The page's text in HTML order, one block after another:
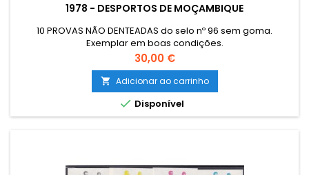
1978 - DESPORTOS DE MOÇAMBIQUE
10 PROVAS NÃO DENTEADAS do selo nº 96 sem goma.
Exemplar em boas condições.
Preço
30,00 €
 Adicionar ao carrinho
 Disponível